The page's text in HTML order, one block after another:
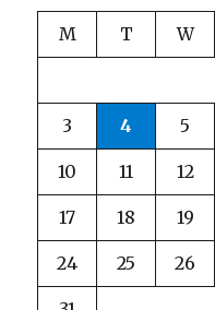
M T W
3 4 5
10 11 12
17 18 19
24 25 26